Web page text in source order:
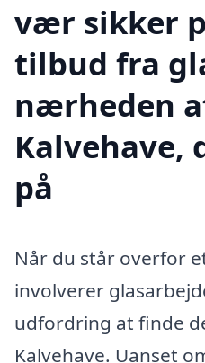
vær sikker
tilbud fra
nærheden
Kalvehave,
på
Når du står overfor
involverer
udfordring at finde
Kalvehave. Uanset